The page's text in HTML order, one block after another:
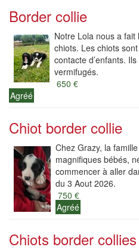
Border collie
Notre Lola nous a
chiots. Les chiots
contacte d’enfants.
vermifugés.
650 €
Agréé
Chiot border collie
Chez Grazy, la
magnifiques bébés,
commencer à aller
du 3 Aout 2026.
750 €
Agréé
Chiots border collies